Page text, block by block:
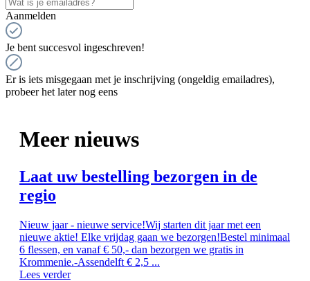
Aanmelden
Je bent succesvol ingeschreven!
Er is iets misgegaan met je inschrijving (ongeldig emailadres),
probeer het later nog eens
Meer nieuws
Laat uw bestelling bezorgen in de
regio
Nieuw jaar - nieuwe service!Wij starten dit jaar met een
nieuwe aktie! Elke vrijdag gaan we bezorgen!Bestel minimaal
6 flessen, en vanaf € 50,- dan bezorgen we gratis in
Krommenie.-Assendelft € 2,5 ...
Lees verder